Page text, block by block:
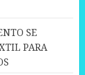
SE
PARA